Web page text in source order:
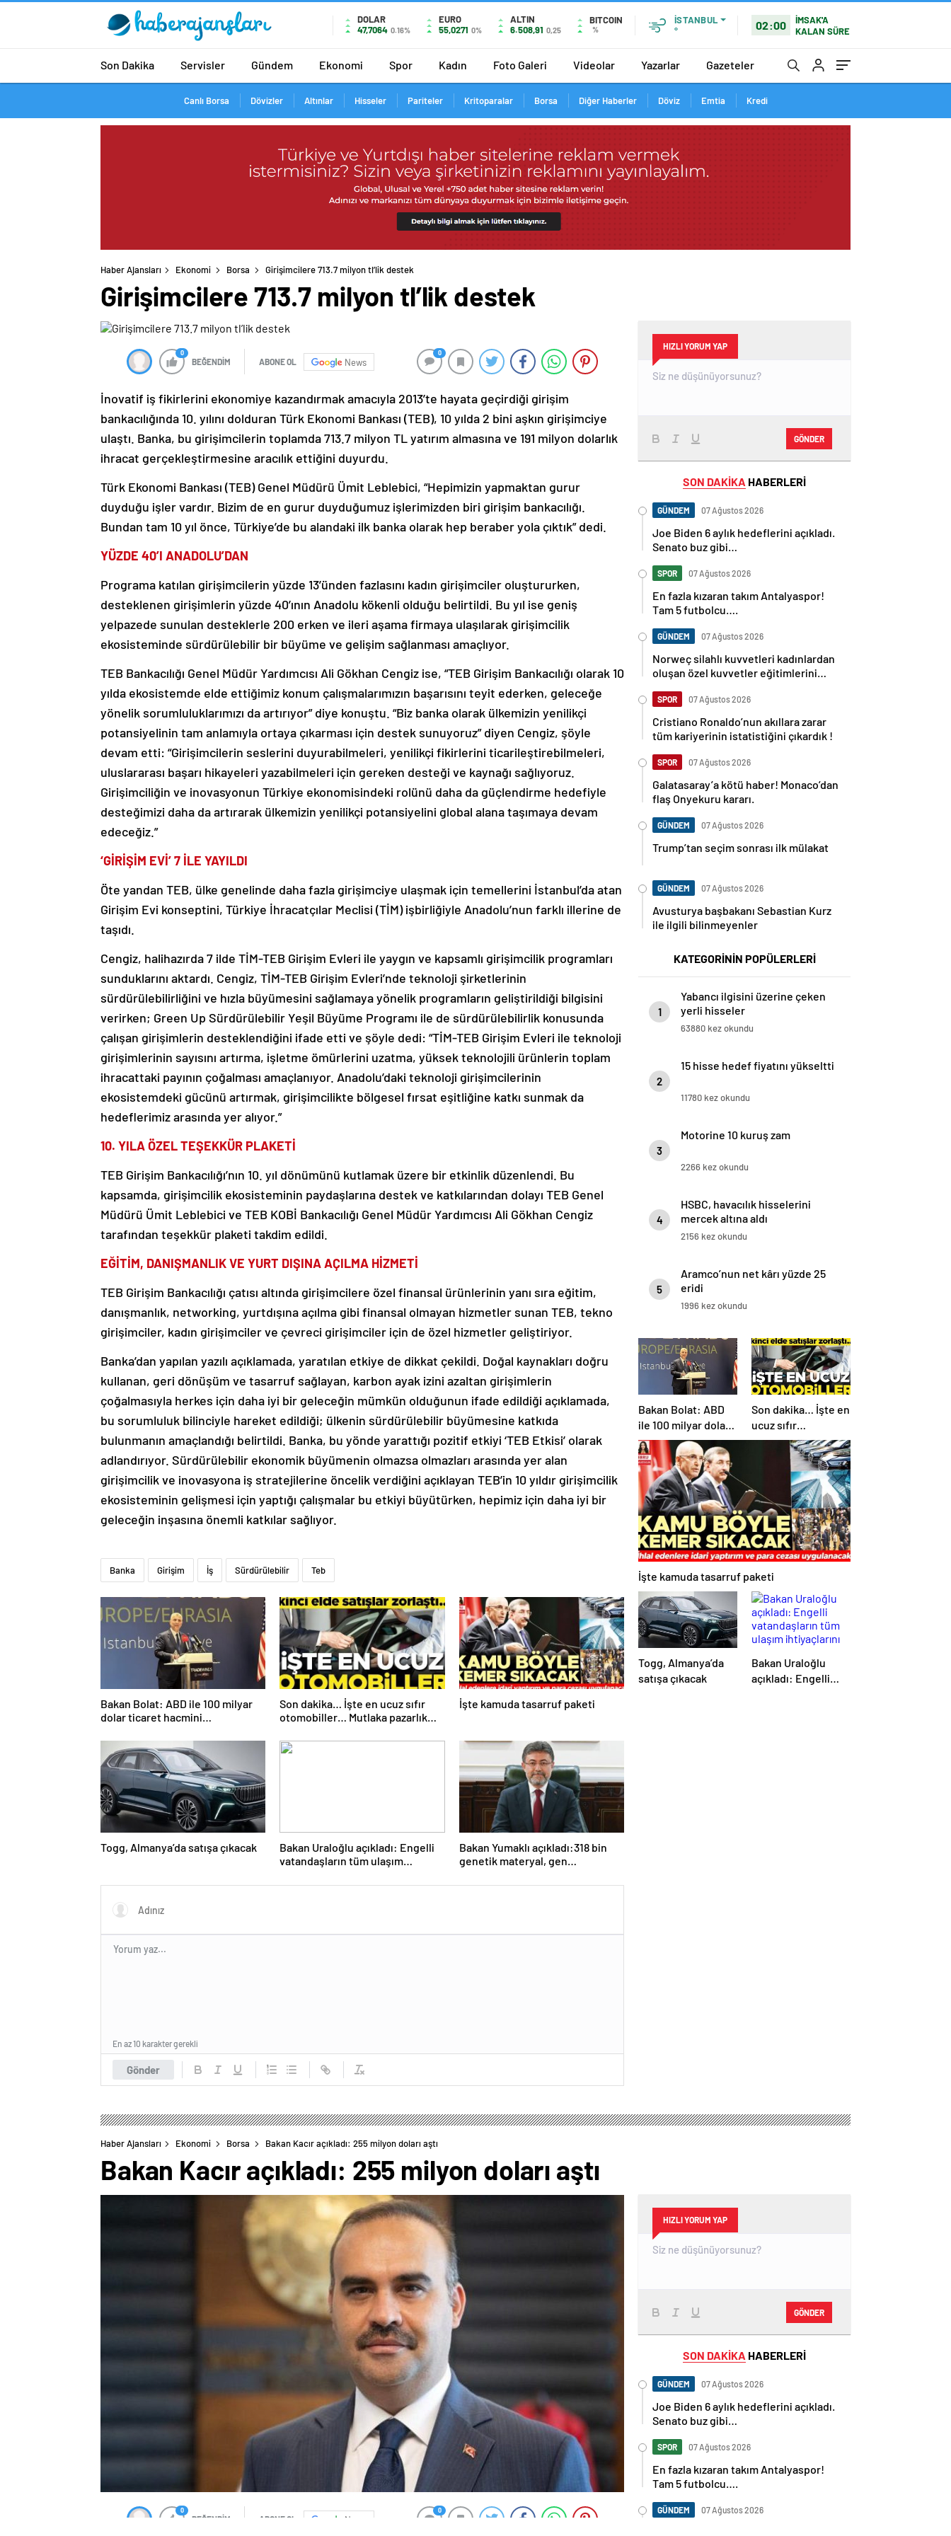
DOLAR
47,7064 0.16%
EURO
55,0271 0%
ALTIN
6.508,91 0,25
BITCOIN
%
İSTANBUL
°
02:00
İMSAK'A
KALAN SÜRE
Son Dakika Servisler Gündem Ekonomi Spor Kadın Foto Galeri Videolar Yazarlar Gazeteler
Canlı Borsa Dövizler Altınlar Hisseler Pariteler Kritoparalar Borsa Diğer Haberler Döviz Emtia Kredi
Haber Ajansları Ekonomi Borsa Girişimcilere 713.7 milyon tl’lik destek
Girişimcilere 713.7 milyon tl’lik destek
0
BEĞENDİM ABONE OL News
0
İnovatif iş fikirlerini ekonomiye kazandırmak amacıyla 2013’te hayata geçirdiği girişim
bankacılığında 10. yılını dolduran Türk Ekonomi Bankası (TEB), 10 yılda 2 bini aşkın girişimciye
ulaştı. Banka, bu girişimcilerin toplamda 713.7 milyon TL yatırım almasına ve 191 milyon dolarlık
ihracat gerçekleştirmesine aracılık ettiğini duyurdu.
Türk Ekonomi Bankası (TEB) Genel Müdürü Ümit Leblebici, “Hepimizin yapmaktan gurur
duyduğu işler vardır. Bizim de en gurur duyduğumuz işlerimizden biri girişim bankacılığı.
Bundan tam 10 yıl önce, Türkiye’de bu alandaki ilk banka olarak hep beraber yola çıktık” dedi.
YÜZDE 40’I ANADOLU’DAN
Programa katılan girişimcilerin yüzde 13’ünden fazlasını kadın girişimciler oluştururken,
desteklenen girişimlerin yüzde 40’ının Anadolu kökenli olduğu belirtildi. Bu yıl ise geniş
yelpazede sunulan desteklerle 200 erken ve ileri aşama firmaya ulaşılarak girişimcilik
ekosisteminde sürdürülebilir bir büyüme ve gelişim sağlanması amaçlıyor.
TEB Bankacılığı Genel Müdür Yardımcısı Ali Gökhan Cengiz ise, “TEB Girişim Bankacılığı olarak 10
yılda ekosistemde elde ettiğimiz konum çalışmalarımızın başarısını teyit ederken, geleceğe
yönelik sorumluluklarımızı da artırıyor” diye konuştu. “Biz banka olarak ülkemizin yenilikçi
potansiyelinin tam anlamıyla ortaya çıkarması için destek sunuyoruz” diyen Cengiz, şöyle
devam etti: “Girişimcilerin seslerini duyurabilmeleri, yenilikçi fikirlerini ticarileştirebilmeleri,
uluslararası başarı hikayeleri yazabilmeleri için gereken desteği ve kaynağı sağlıyoruz.
Girişimciliğin ve inovasyonun Türkiye ekonomisindeki rolünü daha da güçlendirme hedefiyle
desteğimizi daha da artırarak ülkemizin yenilikçi potansiyelini global alana taşımaya devam
edeceğiz.”
‘GİRİŞİM EVİ’ 7 İLE YAYILDI
Öte yandan TEB, ülke genelinde daha fazla girişimciye ulaşmak için temellerini İstanbul’da atan
Girişim Evi konseptini, Türkiye İhracatçılar Meclisi (TİM) işbirliğiyle Anadolu’nun farklı illerine de
taşıdı.
Cengiz, halihazırda 7 ilde TİM-TEB Girişim Evleri ile yaygın ve kapsamlı girişimcilik programları
sunduklarını aktardı. Cengiz, TİM-TEB Girişim Evleri’nde teknoloji şirketlerinin
sürdürülebilirliğini ve hızla büyümesini sağlamaya yönelik programların geliştirildiği bilgisini
verirken; Green Up Sürdürülebilir Yeşil Büyüme Programı ile de sürdürülebilirlik konusunda
çalışan girişimlerin desteklendiğini ifade etti ve şöyle dedi: “TİM-TEB Girişim Evleri ile teknoloji
girişimlerinin sayısını artırma, işletme ömürlerini uzatma, yüksek teknolojili ürünlerin toplam
ihracattaki payının çoğalması amaçlanıyor. Anadolu’daki teknoloji girişimcilerinin
ekosistemdeki gücünü artırmak, girişimcilikte bölgesel fırsat eşitliğine katkı sunmak da
hedeflerimiz arasında yer alıyor.”
10. YILA ÖZEL TEŞEKKÜR PLAKETİ
TEB Girişim Bankacılığı’nın 10. yıl dönümünü kutlamak üzere bir etkinlik düzenlendi. Bu
kapsamda, girişimcilik ekosisteminin paydaşlarına destek ve katkılarından dolayı TEB Genel
Müdürü Ümit Leblebici ve TEB KOBİ Bankacılığı Genel Müdür Yardımcısı Ali Gökhan Cengiz
tarafından teşekkür plaketi takdim edildi.
EĞİTİM, DANIŞMANLIK VE YURT DIŞINA AÇILMA HİZMETİ
TEB Girişim Bankacılığı çatısı altında girişimcilere özel finansal ürünlerinin yanı sıra eğitim,
danışmanlık, networking, yurtdışına açılma gibi finansal olmayan hizmetler sunan TEB, tekno
girişimciler, kadın girişimciler ve çevreci girişimciler için de özel hizmetler geliştiriyor.
Banka’dan yapılan yazılı açıklamada, yaratılan etkiye de dikkat çekildi. Doğal kaynakları doğru
kullanan, geri dönüşüm ve tasarruf sağlayan, karbon ayak izini azaltan girişimlerin
çoğalmasıyla herkes için daha iyi bir geleceğin mümkün olduğunun ifade edildiği açıklamada,
bu sorumluluk bilinciyle hareket edildiği; ülkenin sürdürülebilir büyümesine katkıda
bulunmanın amaçlandığı belirtildi. Banka, bu yönde yarattığı pozitif etkiyi ‘TEB Etkisi’ olarak
adlandırıyor. Sürdürülebilir ekonomik büyümenin olmazsa olmazları arasında yer alan
girişimcilik ve inovasyona iş stratejilerine öncelik verdiğini açıklayan TEB’in 10 yıldır girişimcilik
ekosisteminin gelişmesi için yaptığı çalışmalar bu etkiyi büyütürken, hepimiz için daha iyi bir
geleceğin inşasına önemli katkılar sağlıyor.
Banka Girişim İş Sürdürülebilir Teb
Bakan Bolat: ABD ile 100 milyar
dolar ticaret hacmini
Son dakika… İşte en ucuz sıfır
otomobiller… Mutlaka pazarlık
İşte kamuda tasarruf paketi
Togg, Almanya’da satışa çıkacak
Bakan Uraloğlu açıkladı: Engelli
vatandaşların tüm ulaşım
Bakan Yumaklı açıkladı:318 bin
genetik materyal, gen
Gönder
En az 10 karakter gerekli
HIZLI YORUM YAP
GÖNDER
SON DAKİKA HABERLERİ
GÜNDEM 07 Ağustos 2026
Joe Biden 6 aylık hedeflerini açıkladı.
Senato buz gibi…
SPOR 07 Ağustos 2026
En fazla kızaran takım Antalyaspor!
Tam 5 futbolcu….
GÜNDEM 07 Ağustos 2026
Norweç silahlı kuvvetleri kadınlardan
oluşan özel kuvvetler eğitimlerini
SPOR 07 Ağustos 2026
Cristiano Ronaldo’nun akıllara zarar
tüm kariyerinin istatistiğini çıkardık !
SPOR 07 Ağustos 2026
Galatasaray’a kötü haber! Monaco’dan
flaş Onyekuru kararı.
GÜNDEM 07 Ağustos 2026
Trump’tan seçim sonrası ilk mülakat
GÜNDEM 07 Ağustos 2026
Avusturya başbakanı Sebastian Kurz
ile ilgili bilinmeyenler
KATEGORİNİN POPÜLERLERİ
1
Yabancı ilgisini üzerine çeken
yerli hisseler
63880 kez okundu
2
15 hisse hedef fiyatını yükseltti
11780 kez okundu
3
Motorine 10 kuruş zam
2266 kez okundu
4
HSBC, havacılık hisselerini
mercek altına aldı
2156 kez okundu
5
Aramco’nun net kârı yüzde 25
eridi
1996 kez okundu
Bakan Bolat: ABD
ile 100 milyar dolar
ticaret hacmini
gerçekleştirebiliriz
Son dakika… İşte en
ucuz sıfır
otomobiller…
Mutlaka pazarlık
İşte kamuda tasarruf paketi
Togg, Almanya’da
satışa çıkacak
Bakan Uraloğlu
açıkladı: Engelli
Haber Ajansları Ekonomi Borsa Bakan Kacır açıkladı: 255 milyon doları aştı
Bakan Kacır açıkladı: 255 milyon doları aştı
0
BEĞENDİM ABONE OL News
0
HIZLI YORUM YAP
GÖNDER
SON DAKİKA HABERLERİ
GÜNDEM 07 Ağustos 2026
Joe Biden 6 aylık hedeflerini açıkladı.
Senato buz gibi…
SPOR 07 Ağustos 2026
En fazla kızaran takım Antalyaspor!
Tam 5 futbolcu….
GÜNDEM 07 Ağustos 2026